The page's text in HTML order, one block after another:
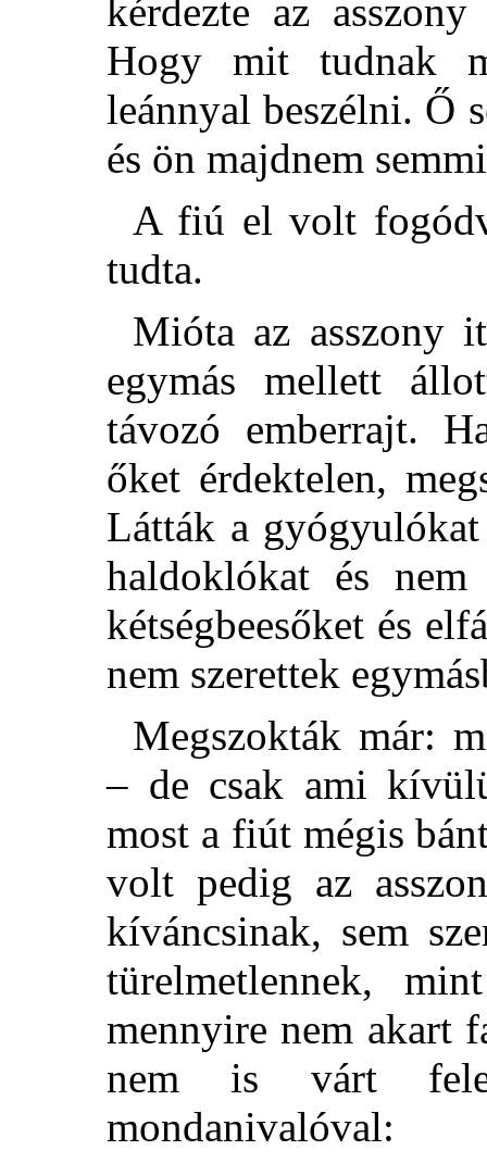
kérdezte az
Hogy mit tudnak
leánnyal beszélni. Ő
és ön majdnem
A fiú el volt
tudta.
Mióta az asszony
egymás mellett
távozó emberrajt.
őket érdektelen,
Látták a
haldoklókat és
kétségbeesőket és
nem szerettek
Megszokták már:
– de csak ami
most a fiút mégis
volt pedig az
kíváncsinak, sem
türelmetlennek,
mennyire nem akart
nem is várt
mondanivalóval: